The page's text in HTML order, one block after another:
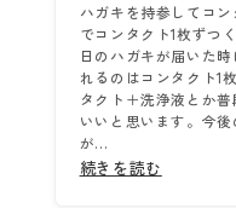
ハガキを持参してコ
でコンタクト1枚ずつ
日のハガキが届いた
れるのはコンタクト1
タクト＋洗浄液とか
いいと思います。今
が...
続きを読む